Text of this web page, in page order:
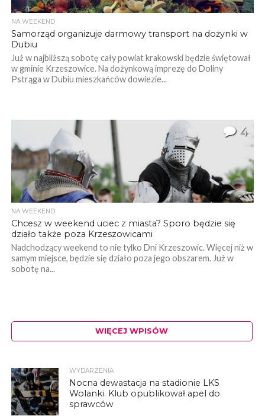
NA WEEKEND
Samorząd organizuje darmowy transport na dożynki w
Dubiu
Już w najbliższą sobotę cały powiat krakowski będzie świętował
w gminie Krzeszowice. Na dożynkową imprezę do Doliny
Pstrąga w Dubiu mieszkańców dowiezie...
4
NA WEEKEND
Chcesz w weekend uciec z miasta? Sporo będzie się
działo także poza Krzeszowicami
Nadchodzący weekend to nie tylko Dni Krzeszowic. Więcej niż w
samym miejsce, będzie się działo poza jego obszarem. Już w
sobotę na...
WIĘCEJ WPISÓW
WYDARZENIA
Nocna dewastacja na stadionie LKS
Wolanki. Klub opublikował apel do
sprawców